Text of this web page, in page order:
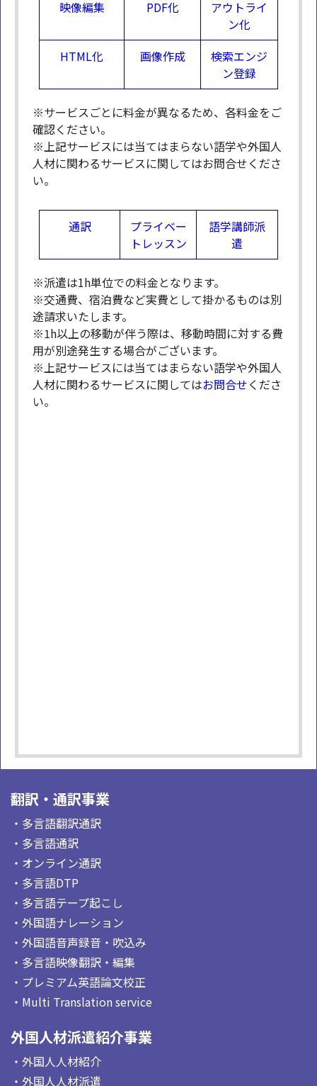
映像編集 PDF化
アウトライ
ン化
HTML化
画像作成
検索エンジ
ン登録
※サービスごとに料金が異なるため、各料金をご
確認ください。
※上記サービスには当てはまらない語学や外国人
人材に関わるサービスに関してはお問合せくださ
い。
通訳
プライベー
トレッスン
語学講師派
遣
※派遣は1h単位での料金となります。
※交通費、宿泊費など実費として掛かるものは別
途請求いたします。
※1h以上の移動が伴う際は、移動時間に対する費
用が別途発生する場合がございます。
※上記サービスには当てはまらない語学や外国人
人材に関わるサービスに関してはお問合せくださ
い。